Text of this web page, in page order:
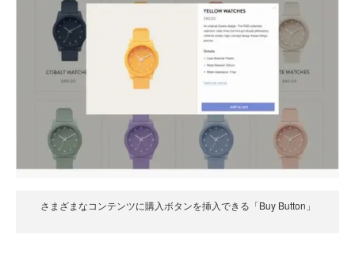
さまざまなコンテンツに購入ボタンを挿入できる「Buy Button」